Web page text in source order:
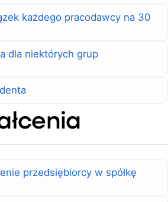
każdego pracodawcy na 30
dla niektórych grup
przedsiębiorcy w spółkę